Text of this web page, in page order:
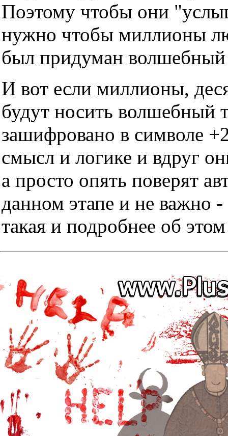
Поэтому чтобы они
нужно чтобы миллионы
был придуман волшебный
И вот если миллионы,
будут носить волшебный
зашифровано в символе
смысл и логике и вдруг
а просто опять поверят
данном этапе и не важно
такая и подробнее об